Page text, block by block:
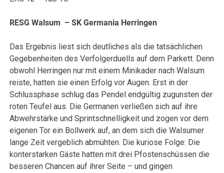
RESG Walsum – SK Germania Herringen
Das Ergebnis liest sich deutliches als die tatsächlichen
Gegebenheiten des Verfolgerduells auf dem Parkett. Denn
obwohl Herringen nur mit einem Minikader nach Walsum
reiste, hatten sie einen Erfolg vor Augen. Erst in der
Schlussphase schlug das Pendel endgültig zugunsten der
roten Teufel aus. Die Germanen verließen sich auf ihre
Abwehrstärke und Sprintschnelligkeit und zogen vor dem
eigenen Tor ein Bollwerk auf, an dem sich die Walsumer
lange Zeit vergeblich abmühten. Die kuriose Folge: Die
konterstarken Gäste hatten mit drei Pfostenschüssen die
besseren Chancen auf ihrer Seite – und gingen